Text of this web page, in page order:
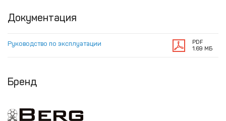
Документация
Руководство по эксплуатации
PDF
1.69 МБ
Бренд